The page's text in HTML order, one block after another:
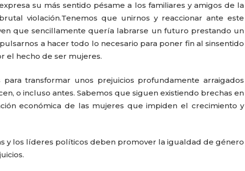
su más sentido pésame a los familiares y amigos de la
violación.Tenemos que unirnos y reaccionar ante este
que sencillamente quería labrarse un futuro prestando un
a hacer todo lo necesario para poner fin al sinsentido
el hecho de ser mujeres.
transformar unos prejuicios profundamente arraigados
o incluso antes. Sabemos que siguen existiendo brechas en
económica de las mujeres que impiden el crecimiento y
y los líderes políticos deben promover la igualdad de género